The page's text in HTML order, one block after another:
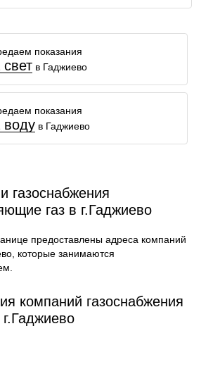
показания
в Гаджиево
показания
водув Гаджиево
газоснабжения
газ в г.Гаджиево
предоставлены адреса компаний
которые занимаются
компаний газоснабжения
г.Гаджиево